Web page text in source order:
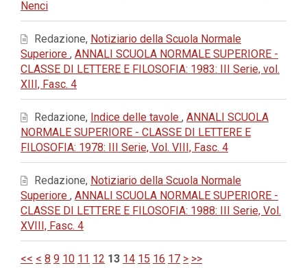
Nenci
Redazione, Notiziario della Scuola Normale
Superiore , ANNALI SCUOLA NORMALE SUPERIORE -
CLASSE DI LETTERE E FILOSOFIA: 1983: III Serie, vol.
XIII, Fasc. 4
Redazione, Indice delle tavole , ANNALI SCUOLA
NORMALE SUPERIORE - CLASSE DI LETTERE E
FILOSOFIA: 1978: III Serie, Vol. VIII, Fasc. 4
Redazione, Notiziario della Scuola Normale
Superiore , ANNALI SCUOLA NORMALE SUPERIORE -
CLASSE DI LETTERE E FILOSOFIA: 1988: III Serie, Vol.
XVIII, Fasc. 4
<< < 8 9 10 11 12 13 14 15 16 17 > >>